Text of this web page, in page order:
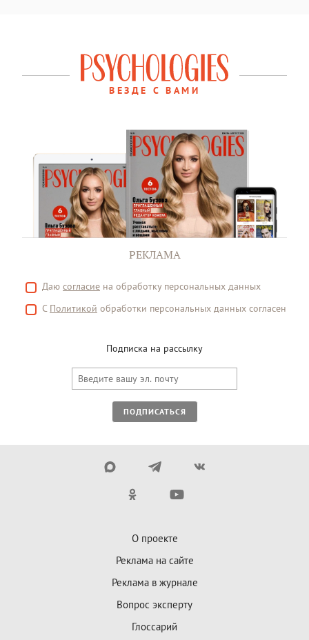
ВЕЗДЕ С ВАМИ
РЕКЛАМА
Даю согласие на обработку персональных данных
С Политикой обработки персональных данных согласен
Подписка на рассылку
ПОДПИСАТЬСЯ
О проекте
Реклама на сайте
Реклама в журнале
Вопрос эксперту
Глоссарий